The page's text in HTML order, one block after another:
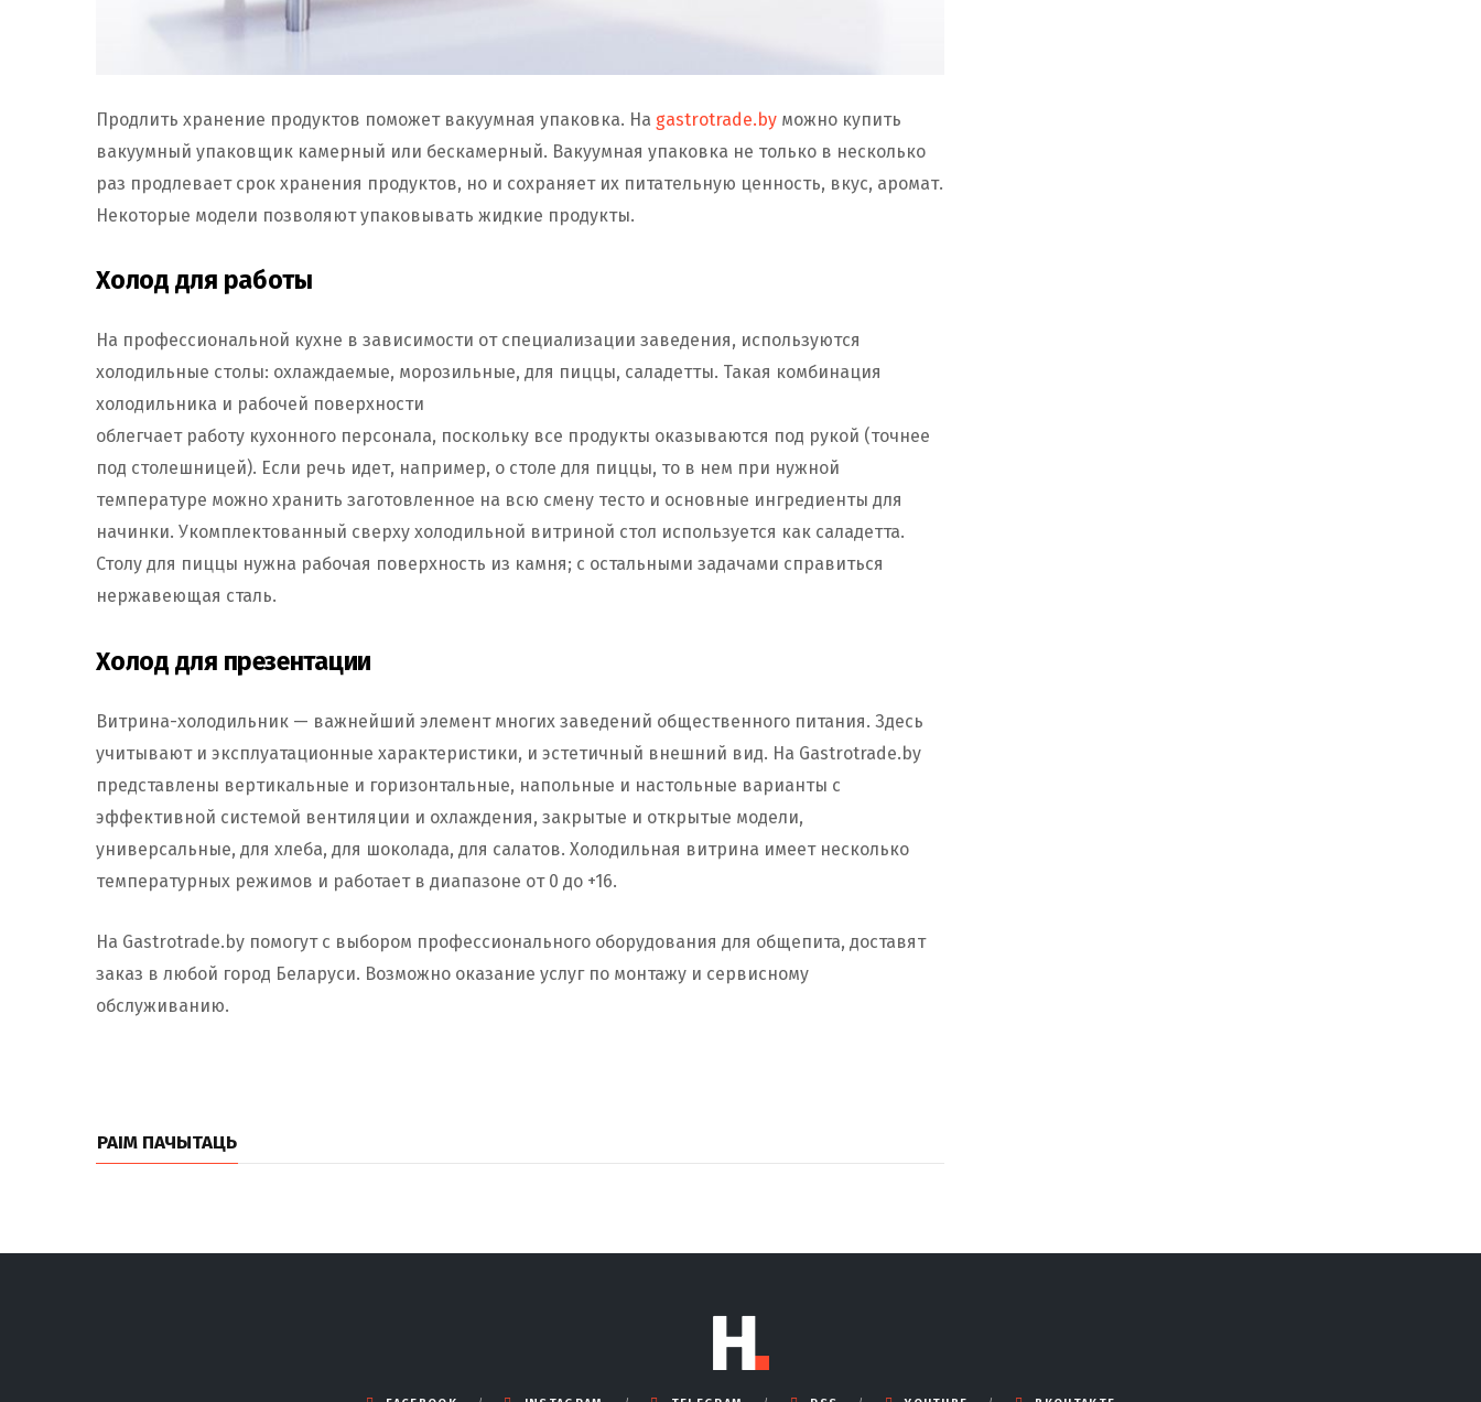
Продлить хранение продуктов поможет вакуумная упаковка. На gastrotrade.by можно купить
вакуумный упаковщик камерный или бескамерный. Вакуумная упаковка не только в несколько
раз продлевает срок хранения продуктов, но и сохраняет их питательную ценность, вкус, аромат.
Некоторые модели позволяют упаковывать жидкие продукты.
Холод для работы
На профессиональной кухне в зависимости от специализации заведения, используются
холодильные столы: охлаждаемые, морозильные, для пиццы, саладетты. Такая комбинация
холодильника и рабочей поверхности
облегчает работу кухонного персонала, поскольку все продукты оказываются под рукой (точнее
под столешницей). Если речь идет, например, о столе для пиццы, то в нем при нужной
температуре можно хранить заготовленное на всю смену тесто и основные ингредиенты для
начинки. Укомплектованный сверху холодильной витриной стол используется как саладетта.
Столу для пиццы нужна рабочая поверхность из камня; с остальными задачами справиться
нержавеющая сталь.
Холод для презентации
Витрина-холодильник — важнейший элемент многих заведений общественного питания. Здесь
учитывают и эксплуатационные характеристики, и эстетичный внешний вид. На Gastrotrade.by
представлены вертикальные и горизонтальные, напольные и настольные варианты с
эффективной системой вентиляции и охлаждения, закрытые и открытые модели,
универсальные, для хлеба, для шоколада, для салатов. Холодильная витрина имеет несколько
температурных режимов и работает в диапазоне от 0 до +16.
На Gastrotrade.by помогут с выбором профессионального оборудования для общепита, доставят
заказ в любой город Беларуси. Возможно оказание услуг по монтажу и сервисному
обслуживанию.
РАІМ ПАЧЫТАЦЬ